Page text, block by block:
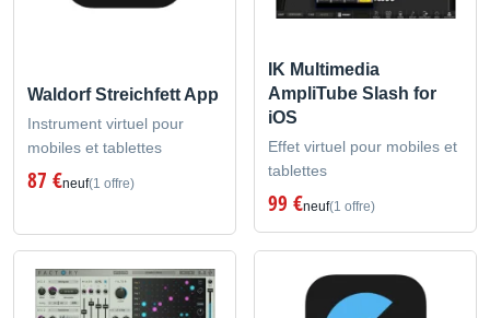
Waldorf Streichfett App
Instrument virtuel pour
mobiles et tablettes
87 €neuf(1 offre)
IK Multimedia
AmpliTube Slash for
iOS
Effet virtuel pour mobiles et
tablettes
99 €neuf(1 offre)